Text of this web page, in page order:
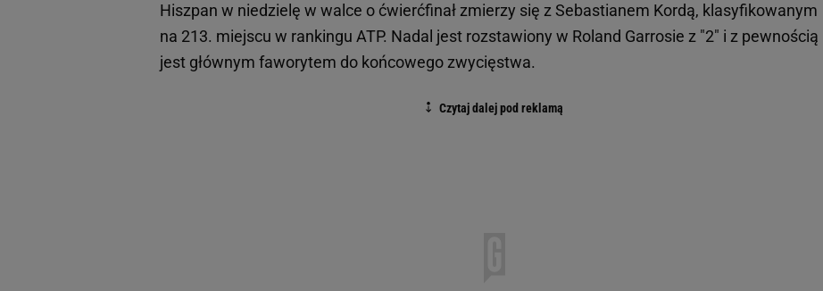
Hiszpan w niedzielę w walce o ćwierćfinał zmierzy się z Sebastianem Kordą, klasyfikowanym
na 213. miejscu w rankingu ATP. Nadal jest rozstawiony w Roland Garrosie z "2" i z pewnością
jest głównym faworytem do końcowego zwycięstwa.